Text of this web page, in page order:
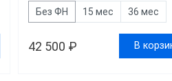
Без ФН 15 мес 36 мес
42 500 ₽ В